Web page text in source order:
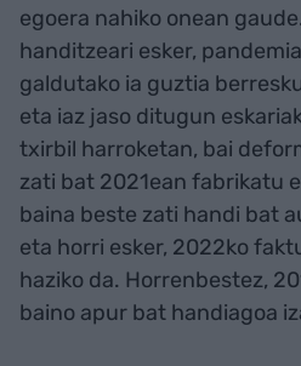
egoera nahiko onean
handitzeari esker,
galdutako ia guztia
eta iaz jaso ditugun
txirbil harroketan, bai
zati bat 2021ean fabrikatu
baina beste zati handi bat
eta horri esker, 2022ko
haziko da. Horrenbestez,
baino apur bat handiagoa